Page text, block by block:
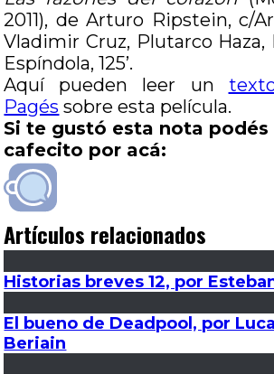
2011), de Arturo Ripstein, c/
Vladimir Cruz, Plutarco Haza,
Espíndola, 125’.
Aquí pueden leer un
Pagés sobre esta película.
Si te gustó esta nota
cafecito por acá:
Artículos relacionados
Historias breves 12, por
El bueno de Deadpool, por
Beriain